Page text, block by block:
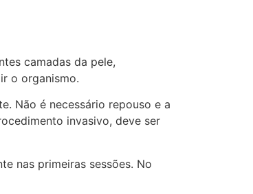
camadas da pele,
o organismo.
Não é necessário repouso e a
invasivo, deve ser
nas primeiras sessões. No